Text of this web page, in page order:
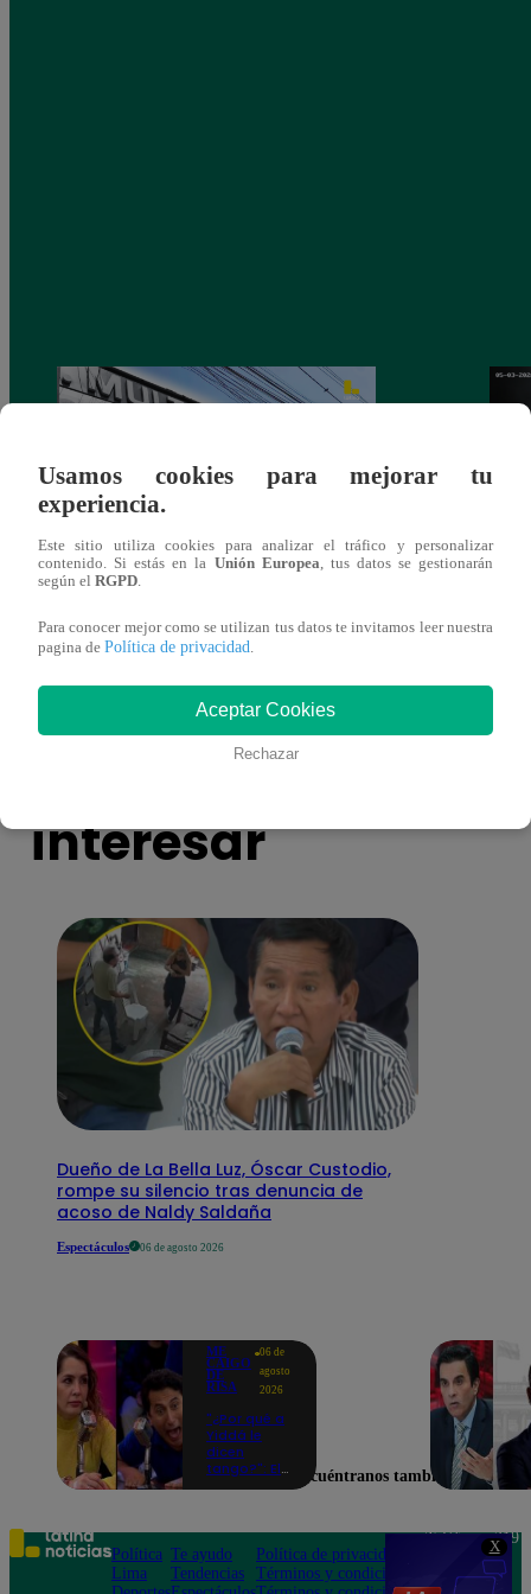
X
Asesinan a comerciante ferretero dentro de
galería en San Juan de Lurigancho
También te puede
interesar
Dueño de La Bella Luz, Óscar Custodio,
rompe su silencio tras denuncia de
acoso de Naldy Saldaña
Espectáculos 06 de agosto 2026
ME
CAIGO
DE
RISA
06 de
agosto
2026
"¿Por qué a
Yiddá le
dicen
tango?": El
reaccionar
así en Me
caigo de
risa
Usamos cookies para mejorar tu
experiencia.
Este sitio utiliza cookies para analizar el tráfico y personalizar
contenido. Si estás en la Unión Europea, tus datos se gestionarán
según el RGPD.
Para conocer mejor como se utilizan tus datos te invitamos leer nuestra
pagina de Política de privacidad.
Aceptar Cookies
Rechazar
Encuéntranos también en
Política
Lima
Te ayudo
Tendencias
Política de privacidad
Términos y condiciones
Teléfono: 219
Av. San